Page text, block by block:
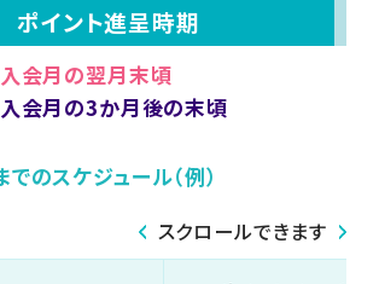
ポイント進呈時期
入会月の翌月末頃
入会月の3か月後の末頃
のスケジュール（例）
スクロールできます